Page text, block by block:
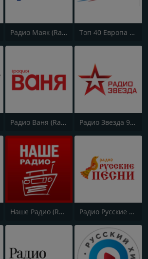
Радио Маяк (Radio Mayak) Топ 40 Европа Плюс (Top 40 Europa Plus)
Радио Ваня (Radio Vanya) Радио Звезда 95.6 FM (Radio Zvezda)
Наше Радио (Radio Nashe) Радио Русские Песни | Russian Songs Radio | RuSongs